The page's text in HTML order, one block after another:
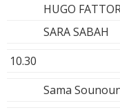
HUGO
SARA SABAH
10.30
Sama